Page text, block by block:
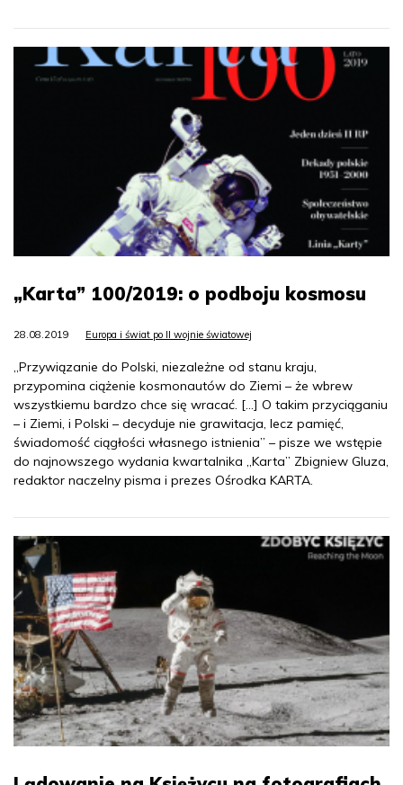
„Karta” 100/2019: o podboju kosmosu
28.08.2019 Europa i świat po II wojnie światowej
„Przywiązanie do Polski, niezależne od stanu kraju,
przypomina ciążenie kosmonautów do Ziemi – że wbrew
wszystkiemu bardzo chce się wracać. […] O takim przyciąganiu
– i Ziemi, i Polski – decyduje nie grawitacja, lecz pamięć,
świadomość ciągłości własnego istnienia” – pisze we wstępie
do najnowszego wydania kwartalnika „Karta” Zbigniew Gluza,
redaktor naczelny pisma i prezes Ośrodka KARTA.